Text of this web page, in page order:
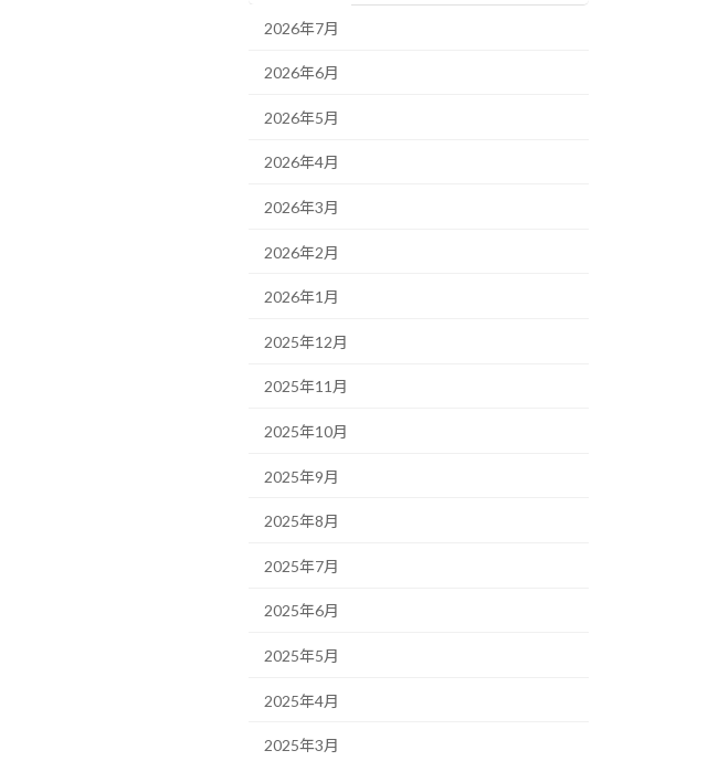
2026年7月
2026年6月
2026年5月
2026年4月
2026年3月
2026年2月
2026年1月
2025年12月
2025年11月
2025年10月
2025年9月
2025年8月
2025年7月
2025年6月
2025年5月
2025年4月
2025年3月